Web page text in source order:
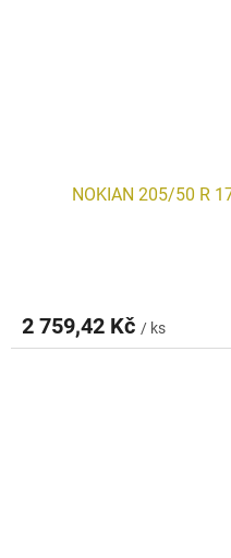
NOKIAN 205/50 R
2 759,42 Kč / ks